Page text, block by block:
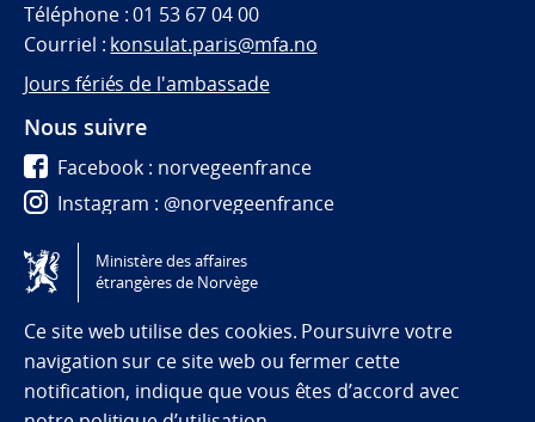
Téléphone : 01 53 67 04 00
Courriel : konsulat.paris@mfa.no
Jours fériés de l'ambassade
Nous suivre
Facebook : norvegeenfrance
Instagram : @norvegeenfrance
Twitter : @norvegeenfrance
Tilgjengelighetserklæring / Accessibility statement
(NO)
Ministère des affaires
étrangères de Norvège
Ce site web utilise des cookies. Poursuivre votre
navigation sur ce site web ou fermer cette
notification, indique que vous êtes d’accord avec